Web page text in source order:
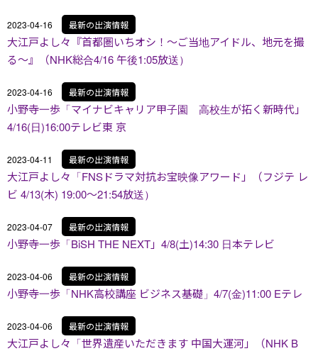
2023-04-16 最新の出演情報
大江戸よし々『首都圏いちオシ！〜ご当地アイドル、地元を撮
る〜』（NHK総合4/16 午後1:05放送）
2023-04-16 最新の出演情報
小野寺一歩「マイナビキャリア甲子園 高校生が拓く新時代」
4/16(日)16:00テレビ東 京
2023-04-11 最新の出演情報
大江戸よし々「FNSドラマ対抗お宝映像アワード」（フジテ レ
ビ 4/13(木) 19:00～21:54放送）
2023-04-07 最新の出演情報
小野寺一歩「BiSH THE NEXT」4/8(土)14:30 日本テレビ
2023-04-06 最新の出演情報
小野寺一歩「NHK高校講座 ビジネス基礎」4/7(金)11:00 Eテレ
2023-04-06 最新の出演情報
大江戸よし々「世界遺産いただきます 中国大運河」（NHK B